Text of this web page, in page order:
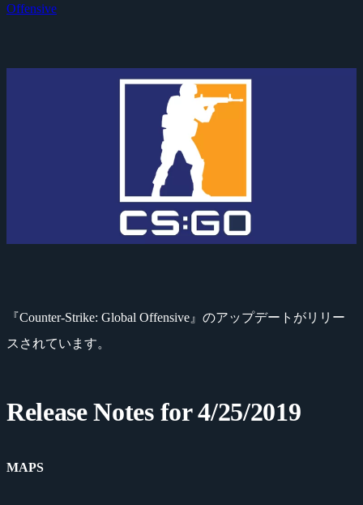
Offensive
『Counter-Strike: Global Offensive』のアップデートがリリー
スされています。
Release Notes for 4/25/2019
MAPS